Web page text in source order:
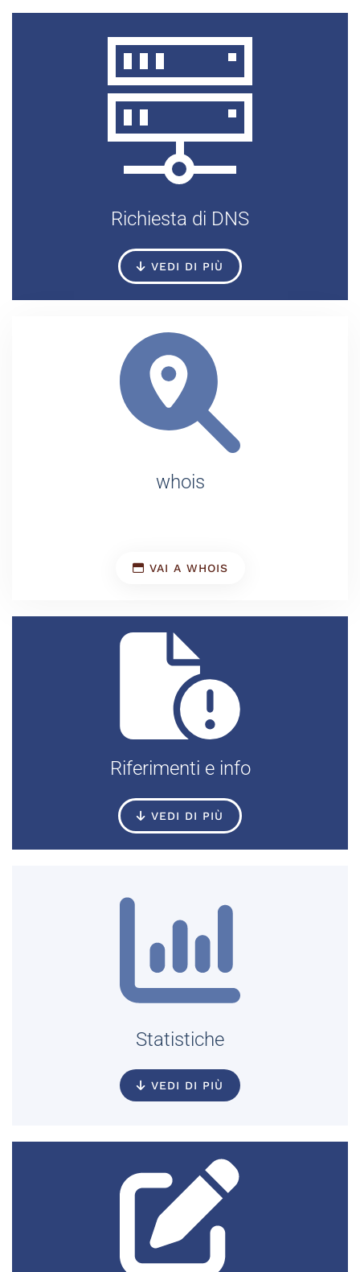
Richiesta di DNS
VEDI DI PIÙ
whois
VAI A WHOIS
Riferimenti e info
VEDI DI PIÙ
Statistiche
VEDI DI PIÙ